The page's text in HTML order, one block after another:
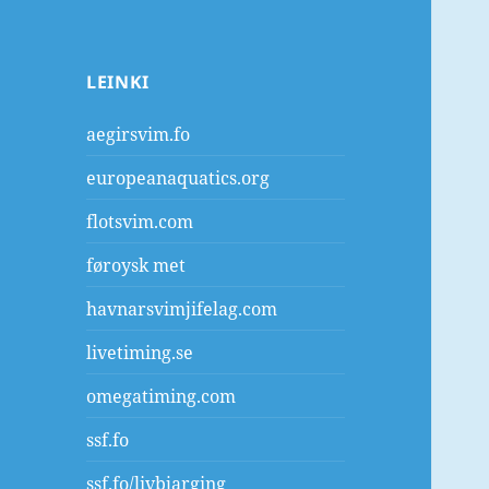
LEINKI
aegirsvim.fo
europeanaquatics.org
flotsvim.com
føroysk met
havnarsvimjifelag.com
livetiming.se
omegatiming.com
ssf.fo
ssf.fo/livbjarging